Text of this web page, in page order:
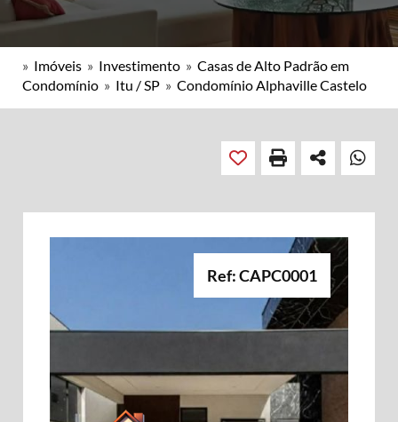
» Imóveis » Investimento » Casas de Alto Padrão em
Condomínio » Itu / SP » Condomínio Alphaville Castelo
Ref: CAPC0001